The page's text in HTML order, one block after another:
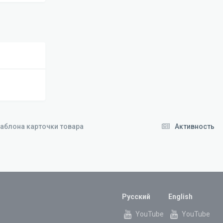
Активность
карточки товара
Русский
YouTube
English
YouTube